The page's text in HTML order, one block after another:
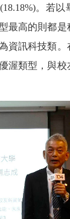
(18.18%)。若以
最高的則都是
資訊科技類。
渥類型，與校